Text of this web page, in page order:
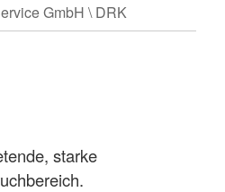
GmbH \ DRK
starke